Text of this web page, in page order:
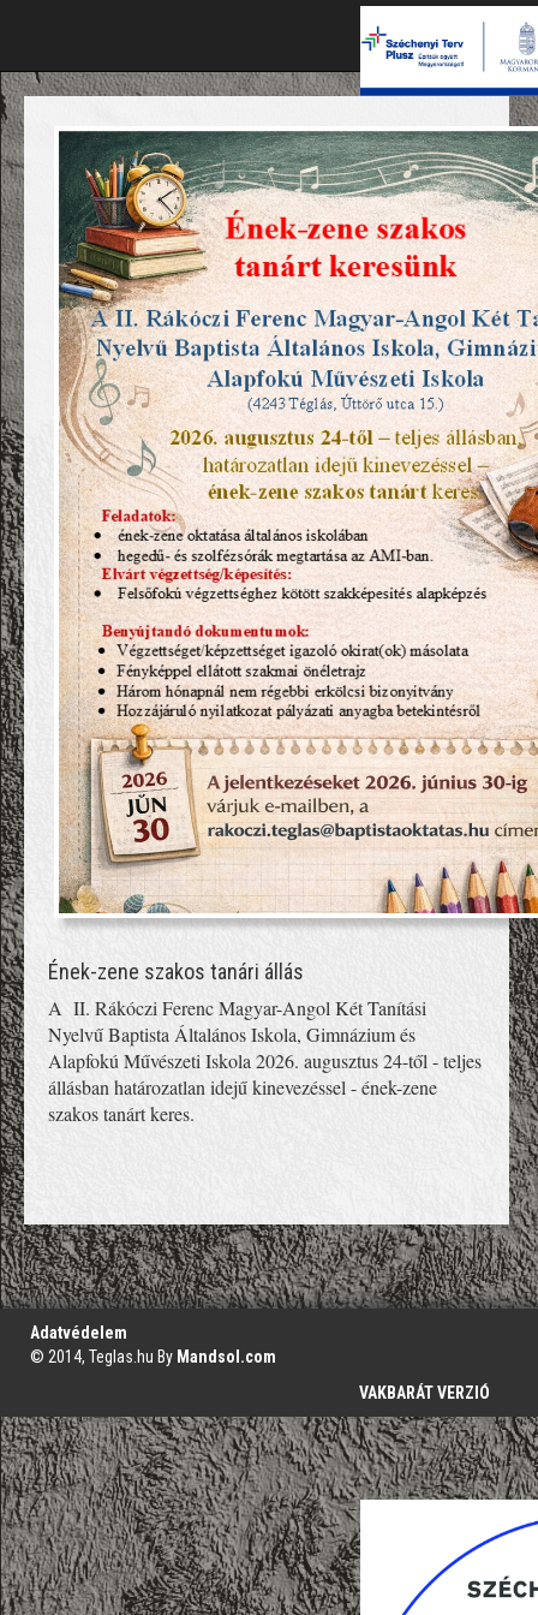
Ének-zene szakos tanári állás
A II. Rákóczi Ferenc Magyar-Angol Két Tanítási
Nyelvű Baptista Általános Iskola, Gimnázium és
Alapfokú Művészeti Iskola 2026. augusztus 24-től - teljes
állásban határozatlan idejű kinevezéssel - ének-zene
szakos tanárt keres.
';
Adatvédelem
© 2014, Teglas.hu By Mandsol.com
VAKBARÁT VERZIÓ